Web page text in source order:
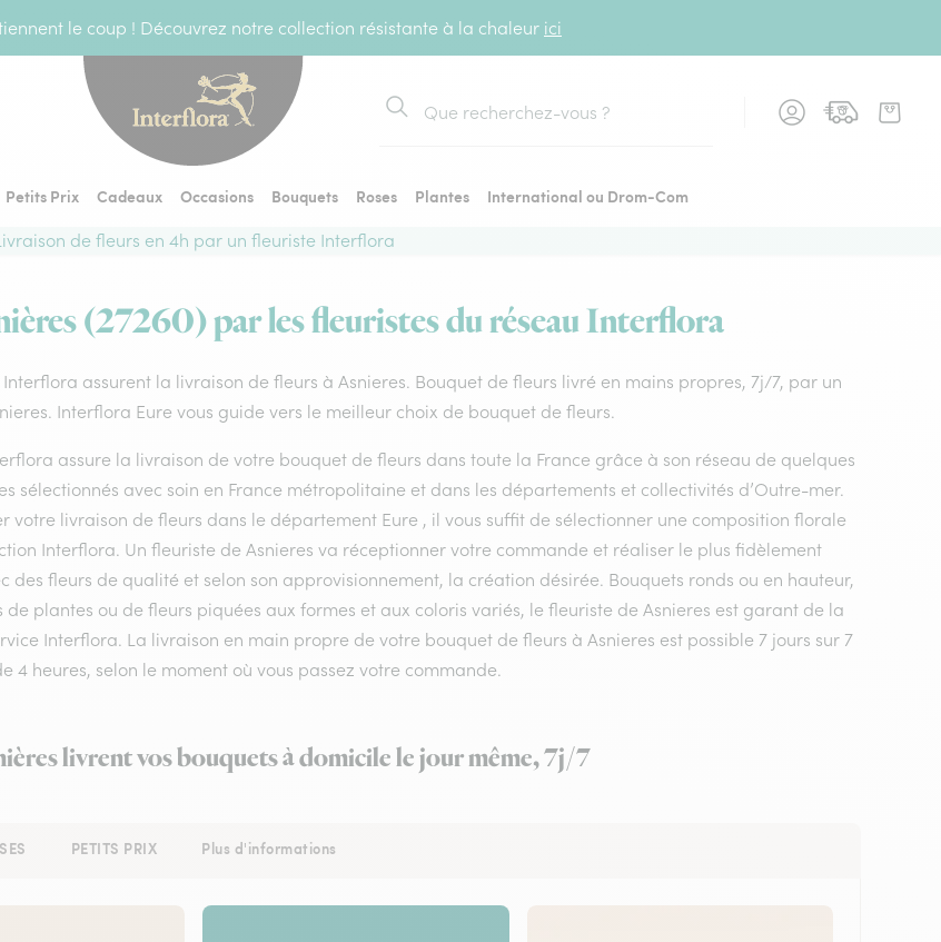
le coup ! Découvrez notre collection résistante à la chaleur ici
Rechercher
Petits Prix Cadeaux Occasions Bouquets Roses Plantes
International ou Drom-Com
de fleurs en 4h par un fleuriste Interflora
(27260) par les fleuristes du réseau Interflora
Interflora assurent la livraison de fleurs à Asnieres. Bouquet de fleurs livré en mains propres, 7j/7, par un
Interflora Eure vous guide vers le meilleur choix de bouquet de fleurs.
assure la livraison de votre bouquet de fleurs dans toute la France grâce à son réseau de quelques
sélectionnés avec soin en France métropolitaine et dans les départements et collectivités d’Outre-mer.
votre livraison de fleurs dans le département Eure , il vous suffit de sélectionner une composition florale
Interflora. Un fleuriste de Asnieres va réceptionner votre commande et réaliser le plus fidèlement
des fleurs de qualité et selon son approvisionnement, la création désirée. Bouquets ronds ou en hauteur,
de plantes ou de fleurs piquées aux formes et aux coloris variés, le fleuriste de Asnieres est garant de la
Interflora. La livraison en main propre de votre bouquet de fleurs à Asnieres est possible 7 jours sur 7
4 heures, selon le moment où vous passez votre commande.
livrent vos bouquets à domicile le jour même, 7j/7
PETITS PRIX Plus d'informations